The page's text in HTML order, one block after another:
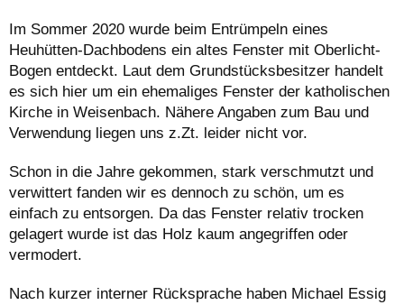
Im Sommer 2020 wurde beim Entrümpeln eines
Heuhütten-Dachbodens ein altes Fenster mit Oberlicht-
Bogen entdeckt. Laut dem Grundstücksbesitzer handelt
es sich hier um ein ehemaliges Fenster der katholischen
Kirche in Weisenbach. Nähere Angaben zum Bau und
Verwendung liegen uns z.Zt. leider nicht vor.
Schon in die Jahre gekommen, stark verschmutzt und
verwittert fanden wir es dennoch zu schön, um es
einfach zu entsorgen. Da das Fenster relativ trocken
gelagert wurde ist das Holz kaum angegriffen oder
vermodert.
Nach kurzer interner Rücksprache haben Michael Essig